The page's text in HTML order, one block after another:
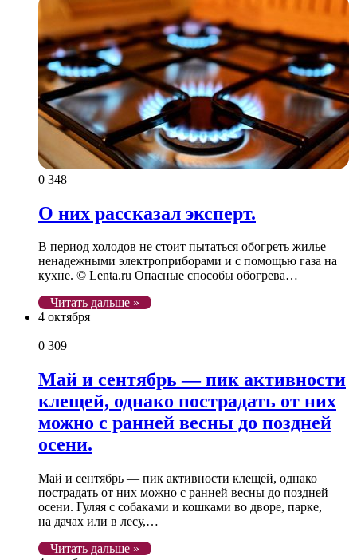
0 348
О них рассказал эксперт.
В период холодов не стоит пытаться обогреть жилье
ненадежными электроприборами и с помощью газа на
кухне. © Lenta.ru Опасные способы обогрева…
Читать дальше »
4 октября
0 309
Май и сентябрь — пик активности
клещей, однако пострадать от них
можно с ранней весны до поздней
осени.
Май и сентябрь — пик активности клещей, однако
пострадать от них можно с ранней весны до поздней
осени. Гуляя с собаками и кошками во дворе, парке,
на дачах или в лесу,…
Читать дальше »